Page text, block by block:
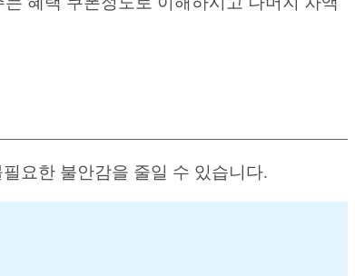
요한 불안감을 줄일 수 있습니다.